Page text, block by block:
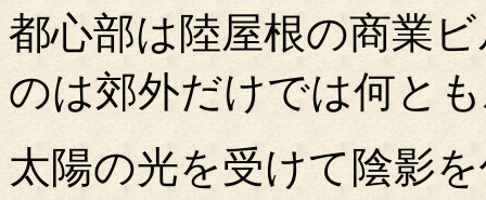
都心部は陸屋根の商業
のは郊外だけでは何と
太陽の光を受けて陰影